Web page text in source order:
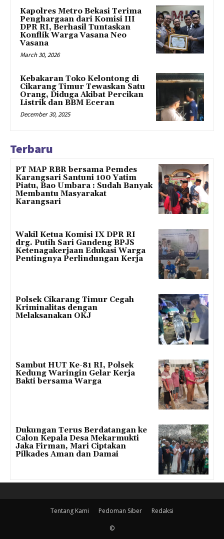
Kapolres Metro Bekasi Terima
Penghargaan dari Komisi III
DPR RI, Berhasil Tuntaskan
Konflik Warga Vasana Neo
Vasana
March 30, 2026
Kebakaran Toko Kelontong di
Cikarang Timur Tewaskan Satu
Orang, Diduga Akibat Percikan
Listrik dan BBM Eceran
December 30, 2025
Terbaru
PT MAP RBR bersama Pemdes
Karangsari Santuni 100 Yatim
Piatu, Bao Umbara : Sudah Banyak
Membantu Masyarakat
Karangsari
Wakil Ketua Komisi IX DPR RI
drg. Putih Sari Gandeng BPJS
Ketenagakerjaan Edukasi Warga
Pentingnya Perlindungan Kerja
Polsek Cikarang Timur Cegah
Kriminalitas dengan
Melaksanakan OKJ
Sambut HUT Ke-81 RI, Polsek
Kedung Waringin Gelar Kerja
Bakti bersama Warga
Dukungan Terus Berdatangan ke
Calon Kepala Desa Mekarmukti
Jaka Firman, Mari Ciptakan
Pilkades Aman dan Damai
Tentang Kami Pedoman Siber Redaksi
©